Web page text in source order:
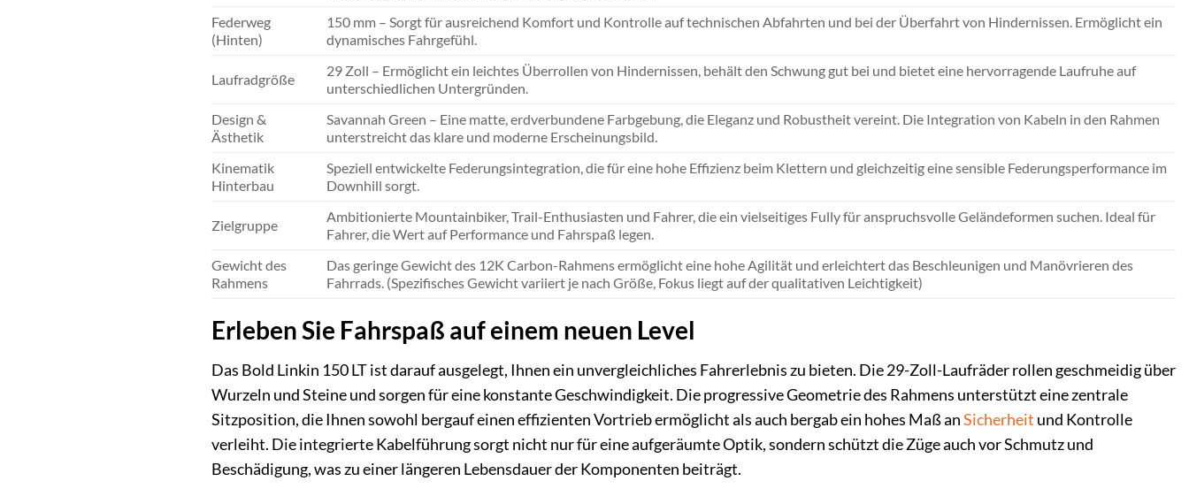
Federweg
(Hinten)
150 mm – Sorgt für ausreichend Komfort und Kontrolle auf technischen Abfahrten und bei der Überfahrt von Hindernissen. Ermöglicht ein
dynamisches Fahrgefühl.
Laufradgröße
29 Zoll – Ermöglicht ein leichtes Überrollen von Hindernissen, behält den Schwung gut bei und bietet eine hervorragende Laufruhe auf
unterschiedlichen Untergründen.
Design &
Ästhetik
Savannah Green – Eine matte, erdverbundene Farbgebung, die Eleganz und Robustheit vereint. Die Integration von Kabeln in den Rahmen
unterstreicht das klare und moderne Erscheinungsbild.
Kinematik
Hinterbau
Speziell entwickelte Federungsintegration, die für eine hohe Effizienz beim Klettern und gleichzeitig eine sensible Federungsperformance im
Downhill sorgt.
Zielgruppe
Ambitionierte Mountainbiker, Trail-Enthusiasten und Fahrer, die ein vielseitiges Fully für anspruchsvolle Geländeformen suchen. Ideal für
Fahrer, die Wert auf Performance und Fahrspaß legen.
Gewicht des
Rahmens
Das geringe Gewicht des 12K Carbon-Rahmens ermöglicht eine hohe Agilität und erleichtert das Beschleunigen und Manövrieren des
Fahrrads. (Spezifisches Gewicht variiert je nach Größe, Fokus liegt auf der qualitativen Leichtigkeit)
Erleben Sie Fahrspaß auf einem neuen Level
Das Bold Linkin 150 LT ist darauf ausgelegt, Ihnen ein unvergleichliches Fahrerlebnis zu bieten. Die 29-Zoll-Laufräder rollen geschmeidig über
Wurzeln und Steine und sorgen für eine konstante Geschwindigkeit. Die progressive Geometrie des Rahmens unterstützt eine zentrale
Sitzposition, die Ihnen sowohl bergauf einen effizienten Vortrieb ermöglicht als auch bergab ein hohes Maß anSicherheit und Kontrolle
verleiht. Die integrierte Kabelführung sorgt nicht nur für eine aufgeräumte Optik, sondern schützt die Züge auch vor Schmutz und
Beschädigung, was zu einer längeren Lebensdauer der Komponenten beiträgt.